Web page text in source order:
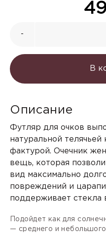
-
В
Описание
Футляр для очков
натуральной
фактурой. Очечник
вещь, которая
вид максимально
повреждений и
поддерживает стекла
Подойдет как для
— среднего и